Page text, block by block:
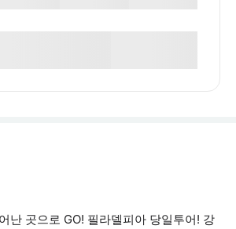
난 곳으로 GO! 필라델피아 당일투어! 강